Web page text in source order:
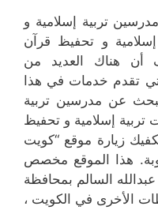
تربية إسلامية و
و تحفيظ قرآن
أن هناك العديد من
تقدم خدمات في هذا
عن مدرسين تربية
تربية إسلامية و تحفيظ
زيارة موقع “كويت
هذا الموقع مخصص
السالم بمحافظة
الأخرى في الكويت ،